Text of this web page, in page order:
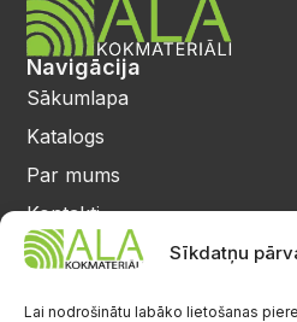
Sīkdatņu
Lai nodrošinātu labāko lietošanas
Navigācija
Sākumlapa
Katalogs
Par mums
Kontakti
Privātuma politika
25 64 17 98